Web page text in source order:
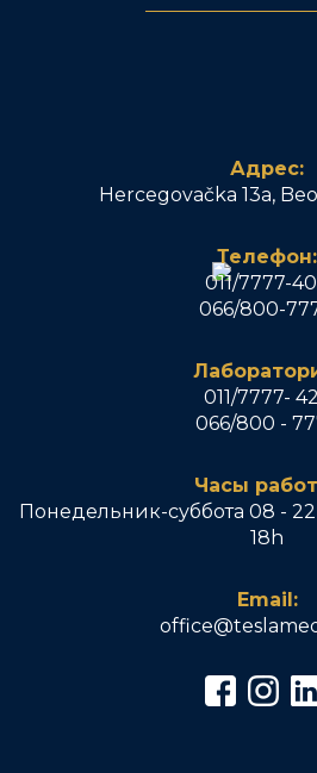
Адрес:
Hercegovačka 13a,
Телефон:
011/7777-
066/800-
011/7777-
066/800 -
Часы
Понедельник-суббота 08 -
18h
Email: